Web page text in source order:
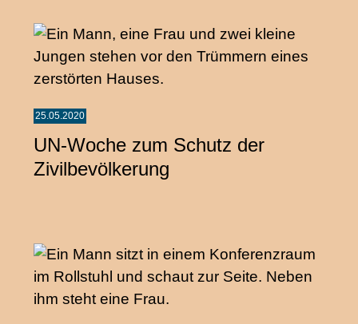
25.05.2020
UN-Woche zum Schutz der
Zivilbevölkerung